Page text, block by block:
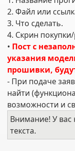
2. Файл или
3. Что сделать.
4. Скрин
• Пост с
указания
прошивки,
- При подаче
найти
возможности и
Внимание! У вас
текста.